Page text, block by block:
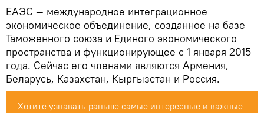
ЕАЭС — международное интеграционное
экономическое объединение, созданное на базе
Таможенного союза и Единого экономического
пространства и функционирующее с 1 января 2015
года. Сейчас его членами являются Армения,
Беларусь, Казахстан, Кыргызстан и Россия.
Хотите узнавать раньше самые интересные и важные